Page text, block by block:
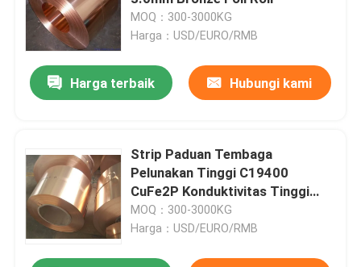
MOQ：300-3000KG
Harga：USD/EURO/RMB
Harga terbaik Hubungi kami
Strip Paduan Tembaga
Pelunakan Tinggi C19400
CuFe2P Konduktivitas Tinggi
0.1-1.5mm
MOQ：300-3000KG
Harga：USD/EURO/RMB